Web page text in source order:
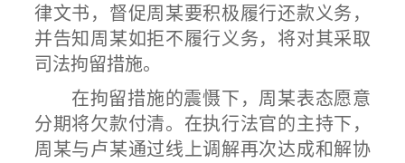
律文书，督促周某要积极履行还款义务，
并告知周某如拒不履行义务，将对其采取
司法拘留措施。
在拘留措施的震慑下，周某表态愿意
分期将欠款付清。在执行法官的主持下，
周某与卢某通过线上调解再次达成和解协